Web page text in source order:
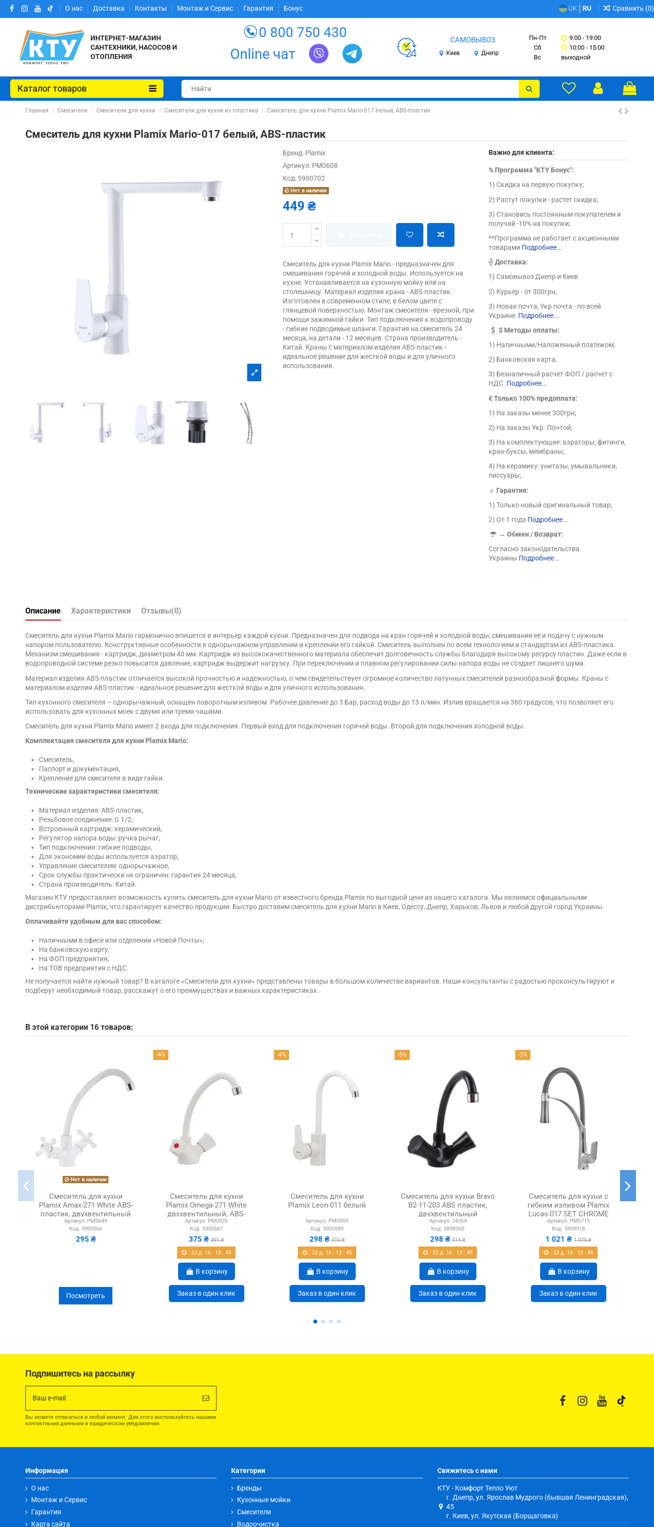
О нас Доставка Контакты Монтаж и Сервис Гарантия Бонус UK RU Сравнить (0)
ИНТЕРНЕТ-МАГАЗИН
САНТЕХНИКИ, НАСОСОВ И
ОТОПЛЕНИЯ
0 800 750 430
Online чат
САМОВЫВОЗ
Киев Днепр
Пн-Пт
Сб
Вс
9:00 - 19:00
10:00 - 15:00
выходной
Каталог товаров
Главная Смесители Смесители для кухни Смесители для кухни из пластика Смеситель для кухни Plamix Mario-017 белый, ABS-пластик
Смеситель для кухни Plamix Mario-017 белый, ABS-пластик
Бренд: Plamix
Артикул: PM0608
Код: 5900702
Нет в наличии
449 ₴
Смеситель для кухни Plamix Mario - предназначен для
смешивания горячей и холодной воды. Используется на
кухне. Устанавливается на кухонную мойку или на
столешницу. Материал изделия крана - ABS-пластик.
Изготовлен в современном стиле, в белом цвете с
глянцевой поверхностью. Монтаж смесителя - врезной, при
помощи зажимной гайки. Тип подключения к водопроводу
- гибкие подводимые шланги. Гарантия на смеситель 24
месяца, на детали - 12 месяцев. Страна производитель -
Китай. Краны с материалом изделия ABS-пластик -
идеальное решение для жесткой воды и для уличного
использования.
Важно для клиента:
% Программа "КТУ Бонус":
1) Скидка на первую покупку;
2) Растут покупки - растет скидка;
3) Становись постоянным покупателем и
получай -10% на покупки;
**Программа не работает с акционными
товарами Подробнее...
╬Доставка:
1) Самовывоз Днепр и Киев
2) Курьер - от 300грн;
3) Новая почта, Укр почта - по всей
Украине Подробнее...
$ Методы оплаты:
1) Наличными/Наложенный платежом;
2) Банковская карта;
3) Безналичный расчет ФОП / расчет с
НДС. Подробнее...
€ Только 100% предоплата:
1) На заказы менее 300грн;
2) На заказы Укр. Почтой;
3) На комплектующие: аэраторы, фитинги,
кран-буксы, мембраны;
4) На керамику: унитазы, умывальники,
писсуары;
☼ Гарантия:
1) Только новый оригинальный товар;
2) От 1 года Подробнее...
↔Обмен / Возврат:
Согласно законодательства
Украины Подробнее...
Описание Характеристики Отзывы(0)
Смеситель для кухни Plamix Mario гармонично впишется в интерьер каждой кухни. Предназначен для подвода на кран горячей и холодной воды, смешивания её и подачу с нужным
напором пользователю. Конструктивные особенности в однорычажном управлении и креплении его гайкой. Смеситель выполнен по всем технологиям и стандартам из ABS-пластика.
Механизм смешивания - картридж, диаметром 40 мм. Картридж из высококачественного материала обеспечит долговечность службы благодаря высокому ресурсу пластин. Даже если в
водопроводной системе резко повысится давление, картридж выдержит нагрузку. При переключении и плавном регулировании силы напора воды не создает лишнего шума.
Материал изделия ABS-пластик отличается высокой прочностью и надежностью, о чем свидетельствует огромное количество латунных смесителей разнообразной формы. Краны с
материалом изделия ABS-пластик - идеальное решение для жесткой воды и для уличного использования.
Тип кухонного смесителя – однорычажный, оснащен поворотным изливом. Рабочее давление до 3 Бар, расход воды до 13 л/мин. Излив вращается на 360 градусов, что позволяет его
использовать для кухонных моек с двумя или тремя чашами.
Смеситель для кухни Plamix Mario имеет 2 входа для подключения. Первый вход для подключения горячей воды. Второй для подключения холодной воды.
Комплектация смесителя для кухни Plamix Mario:
Смеситель,
Паспорт и документация,
Крепление для смесителя в виде гайки.
Технические характеристики смесителя:
Материал изделия: ABS-пластик,
Резьбовое соединение: G 1/2,
Встроенный картридж: керамический,
Регулятор напора воды: ручка рычаг,
Тип подключения: гибкие подводы,
Для экономии воды используется аэратор,
Управление смесителем: однорычажное,
Срок службы практически не ограничен: гарантия 24 месяца,
Страна производитель: Китай.
Магазин КТУ предоставляет возможность купить смеситель для кухни Mario от известного бренда Plamix по выгодной цене из нашего каталога. Мы являемся официальными
дистрибьюторами Plamix, что гарантирует качество продукции. Быстро доставим смеситель для кухни Mario в Киев, Одессу, Днепр, Харьков, Львов и любой другой город Украины.
Оплачивайте удобным для вас способом:
Наличными в офисе или отделении «Новой Почты»;
На банковскую карту;
На ФОП предприятия;
На ТОВ предприятия с НДС.
Не получается найти нужный товар? В каталоге «Смесители для кухни» представлены товары в большом количестве вариантов. Наши консультанты с радостью проконсультируют и
подберут необходимый товар, расскажут о его преимуществах и важных характеристиках.
В этой категории 16 товаров:
Нет в наличии
Смеситель для кухни
Plamix Amax-271 White ABS-
пластик, двухвентильный
Артикул: PM0649
Код: 5900566
295 ₴
Посмотреть
-4%
Смеситель для кухни
Plamix Omega-271 White
двухвентильный, ABS-
пластик
Артикул: PM0020
Код: 5900687
375 ₴ 391 ₴
22 д. 16 : 13 :44
В корзину
Заказ в один клик
-4%
Смеситель для кухни
Plamix Leon-011 белый
Артикул: PM0009
Код: 5900589
298 ₴ 310 ₴
22 д. 16 : 13 :44
В корзину
Заказ в один клик
-5%
Смеситель для кухни Bravo
B2-11-203 ABS пластик,
двухвентильный
Артикул: 24364
Код: 5898360
298 ₴ 314 ₴
22 д. 16 : 13 :44
В корзину
Заказ в один клик
-5%
Смеситель для кухни с
гибким изливом Plamix
Lucas-017 SET CHROME
REFL.Grey PM0715,...
Артикул: PM0715
Код: 5908918
1 021 ₴ 1 075 ₴
22 д. 16 : 13 :44
В корзину
Заказ в один клик
Подпишитесь на рассылку
Вы можете отписаться в любой момент. Для этого воспользуйтесь нашими
контактными данными в юридическом уведомлении.
Информация
О нас
Монтаж и Сервис
Гарантия
Карта сайта
Категории
Бренды
Кухонные мойки
Смесители
Водоочистка
Свяжитесь с нами
КТУ - Комфорт Тепло Уют
г. Днепр, ул. Ярослав Мудрого (бывшая Ленинградская),
45
г. Киев, ул. Якутская (Борщаговка)